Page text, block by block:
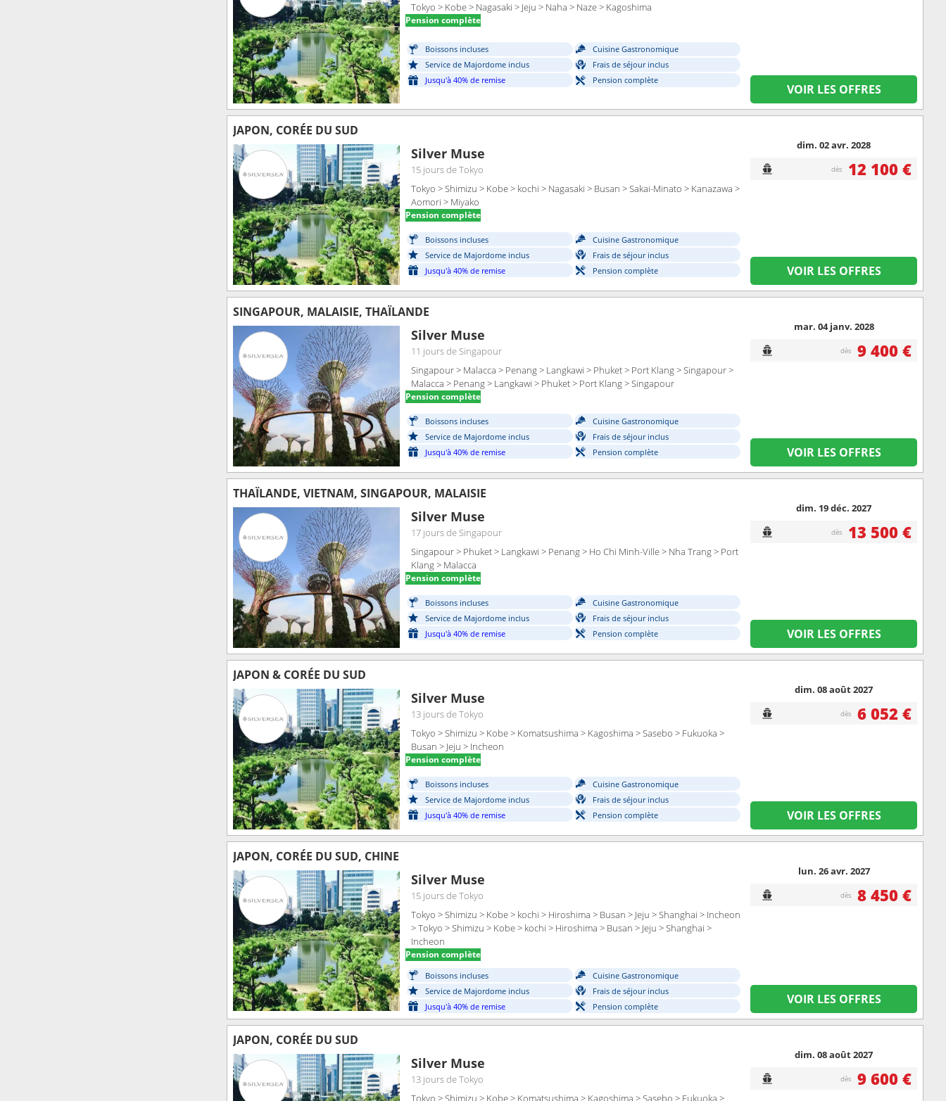
Tokyo > Kobe > Nagasaki > Jeju > Naha > Naze > Kagoshima
Pension complète
Boissons incluses
Cuisine Gastronomique
Service de Majordome inclus
Frais de séjour inclus
Jusqu'à 40% de remise
Pension complète
VOIR LES OFFRES
JAPON, CORÉE DU SUD
Silver Muse
15 joursde Tokyo
Tokyo > Shimizu > Kobe > kochi > Nagasaki > Busan > Sakai-Minato > Kanazawa >
Aomori > Miyako
Pension complète
Boissons incluses
Cuisine Gastronomique
Service de Majordome inclus
Frais de séjour inclus
Jusqu'à 40% de remise
Pension complète
dim. 02 avr. 2028
dès 12 100 €
VOIR LES OFFRES
SINGAPOUR, MALAISIE, THAÏLANDE
Silver Muse
11 joursde Singapour
Singapour > Malacca > Penang > Langkawi > Phuket > Port Klang > Singapour >
Malacca > Penang > Langkawi > Phuket > Port Klang > Singapour
Pension complète
Boissons incluses
Cuisine Gastronomique
Service de Majordome inclus
Frais de séjour inclus
Jusqu'à 40% de remise
Pension complète
mar. 04 janv. 2028
dès 9 400 €
VOIR LES OFFRES
THAÏLANDE, VIETNAM, SINGAPOUR, MALAISIE
Silver Muse
17 joursde Singapour
Singapour > Phuket > Langkawi > Penang > Ho Chi Minh-Ville > Nha Trang > Port
Klang > Malacca
Pension complète
Boissons incluses
Cuisine Gastronomique
Service de Majordome inclus
Frais de séjour inclus
Jusqu'à 40% de remise
Pension complète
dim. 19 déc. 2027
dès 13 500 €
VOIR LES OFFRES
JAPON & CORÉE DU SUD
Silver Muse
13 joursde Tokyo
Tokyo > Shimizu > Kobe > Komatsushima > Kagoshima > Sasebo > Fukuoka >
Busan > Jeju > Incheon
Pension complète
Boissons incluses
Cuisine Gastronomique
Service de Majordome inclus
Frais de séjour inclus
Jusqu'à 40% de remise
Pension complète
dim. 08 août 2027
dès 6 052 €
VOIR LES OFFRES
JAPON, CORÉE DU SUD, CHINE
Silver Muse
15 joursde Tokyo
Tokyo > Shimizu > Kobe > kochi > Hiroshima > Busan > Jeju > Shanghai > Incheon
> Tokyo > Shimizu > Kobe > kochi > Hiroshima > Busan > Jeju > Shanghai >
Incheon
Pension complète
Boissons incluses
Cuisine Gastronomique
Service de Majordome inclus
Frais de séjour inclus
Jusqu'à 40% de remise
Pension complète
lun. 26 avr. 2027
dès 8 450 €
VOIR LES OFFRES
JAPON, CORÉE DU SUD
Silver Muse
13 joursde Tokyo
Tokyo > Shimizu > Kobe > Komatsushima > Kagoshima > Sasebo > Fukuoka >
dim. 08 août 2027
dès 9 600 €